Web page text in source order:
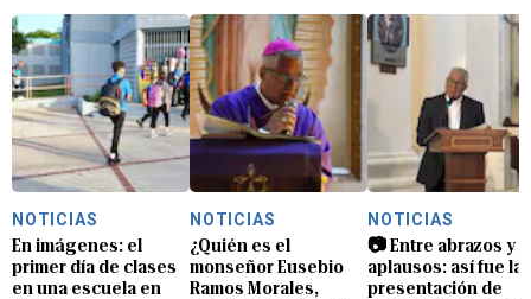
NOTICIAS
En imágenes: el
primer día de clases
en una escuela en
NOTICIAS
¿Quién es el
monseñor Eusebio
Ramos Morales,
NOTICIAS
📷 Entre abrazos y
aplausos: así fue la
presentación de